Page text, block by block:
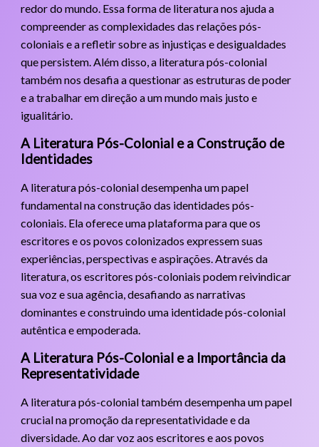
redor do mundo. Essa forma de literatura nos ajuda a
compreender as complexidades das relações pós-
coloniais e a refletir sobre as injustiças e desigualdades
que persistem. Além disso, a literatura pós-colonial
também nos desafia a questionar as estruturas de poder
e a trabalhar em direção a um mundo mais justo e
igualitário.
A Literatura Pós-Colonial e a Construção de
Identidades
A literatura pós-colonial desempenha um papel
fundamental na construção das identidades pós-
coloniais. Ela oferece uma plataforma para que os
escritores e os povos colonizados expressem suas
experiências, perspectivas e aspirações. Através da
literatura, os escritores pós-coloniais podem reivindicar
sua voz e sua agência, desafiando as narrativas
dominantes e construindo uma identidade pós-colonial
autêntica e empoderada.
A Literatura Pós-Colonial e a Importância da
Representatividade
A literatura pós-colonial também desempenha um papel
crucial na promoção da representatividade e da
diversidade. Ao dar voz aos escritores e aos povos